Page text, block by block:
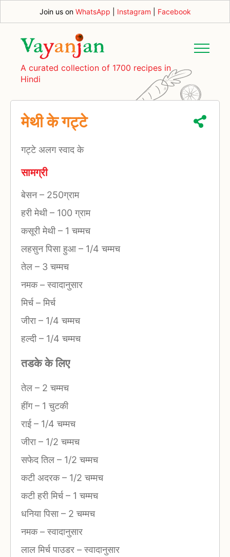
Join us on WhatsApp Instagram Facebook
A curated collection of 1700 recipes in
Hindi
मेथी के गट्टे
गट्टे अलग स्वाद के
सामग्री
बेसन– 250ग्राम
हरी मेथी– 100 ग्राम
कसूरी मेथी– 1 चम्मच
लहसुन पिसा हुआ – 1/4 चम्मच
तेल – 3 चम्मच
नमक–स्वादानुसार
मिर्च–मिर्च
जीरा– 1/4 चम्मच
हल्दी– 1/4 चम्मच
तडके के लिए
तेल – 2 चम्मच
हींग– 1 चुटकी
राई– 1/4 चम्मच
जीरा– 1/2 चम्मच
सफेद तिल – 1/2 चम्मच
कटी अदरक– 1/2 चम्मच
कटी हरी मिर्च– 1 चम्मच
धनिया पिसा– 2 चम्मच
नमक–स्वादानुसार
लाल मिर्च पाउडर –स्वादानुसार